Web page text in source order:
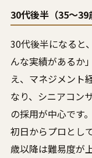
30代後半（35〜
30代後半になると
んな実績があるか
え、マネジメント
なり、シニアコン
の採用が中心です
初日からプロとし
歳以降は難易度が